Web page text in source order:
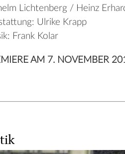
Lichtenberg / Heinz
Ulrike Krapp
Frank Kolar
AM 7. NOVEMBER